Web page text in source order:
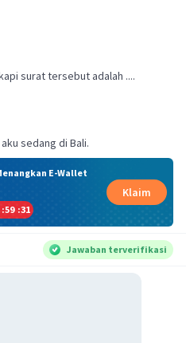
surat tersebut adalah ....
sedang di Bali.
E-Wallet
:59 :31
Klaim
Jawaban terverifikasi